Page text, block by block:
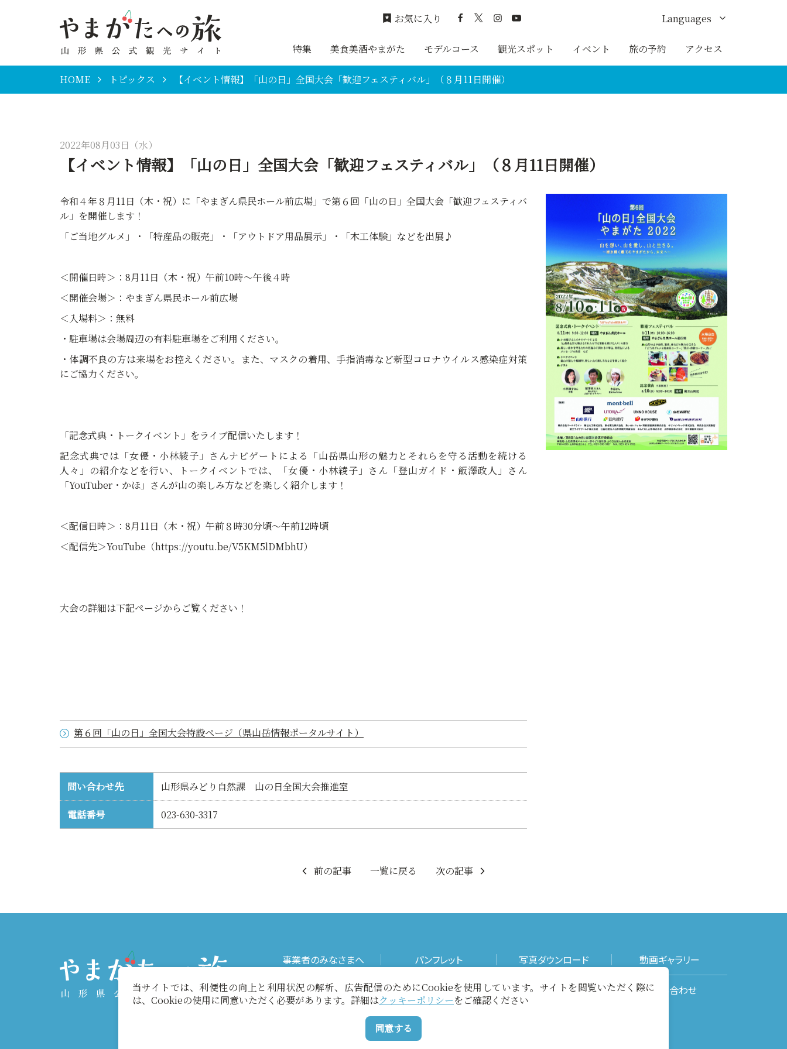
特集 美食美酒やまがた モデルコース 観光スポット イベント 旅の予約 アクセス
お気に入り Languages
English
HOME トピックス 【イベント情報】「山の日」全国大会「歓迎フェスティバル」（８月11日開催）
【イベント情報】「山の日」全国大会「歓迎フェスティバル」（８月11日開催）
2022年08月03日（水）
令和４年８月11日（木・祝）に「やまぎん県民ホール前広場」で第６回「山の日」全国大会「歓迎フェスティバ
ル」を開催します！
「ご当地グルメ」・「特産品の販売」・「アウトドア用品展示」・「木工体験」などを出展♪
＜開催日時＞：8月11日（木・祝）午前10時～午後４時
＜開催会場＞：やまぎん県民ホール前広場
＜入場料＞：無料
・駐車場は会場周辺の有料駐車場をご利用ください。
・体調不良の方は来場をお控えください。また、マスクの着用、手指消毒など新型コロナウイルス感染症対策
にご協力ください。
「記念式典・トークイベント」をライブ配信いたします！
記念式典では「女優・小林綾子」さんナビゲートによる「山岳県山形の魅力とそれらを守る活動を続ける
人々」の紹介などを行い、トークイベントでは、「女優・小林綾子」さん「登山ガイド・飯澤政人」さん
「YouTuber・かほ」さんが山の楽しみ方などを楽しく紹介します！
＜配信日時＞：8月11日（木・祝）午前８時30分頃～午前12時頃
＜配信先＞YouTube（https://youtu.be/V5KM5lDMbhU）
大会の詳細は下記ページからご覧ください！
第６回「山の日」全国大会特設ページ（県山岳情報ポータルサイト）
問い合わせ先 山形県みどり自然課 山の日全国大会推進室
電話番号 023-630-3317
前の記事 一覧に戻る 次の記事
事業者のみなさまへ パンフレット 写真ダウンロード 動画ギャラリー
お役立ちリンク 当サイトについて メールマガジン お問い合わせ
当サイトでは、利便性の向上と利用状況の解析、広告配信のためにCookieを使用しています。サイトを閲覧いただく際に
は、Cookieの使用に同意いただく必要があります。詳細はクッキーポリシーをご確認ください
同意する